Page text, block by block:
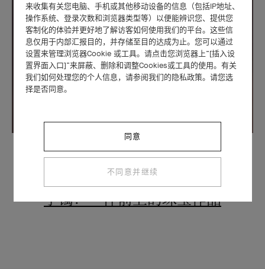
作品
玛琳·黛德丽（Marlene Dietrich）的
手镯：一件前卫的珠宝作品
来收集有关您电脑、手机或其他移动设备的信息（包括IP地址、
操作系统、登录次数和浏览器类型等）以便能辨识您、提供您
客制化的体验并更好地了解访客如何使用我们的平台。这些信
息仅用于内部汇报目的，并存储至目的达成为止。您可以通过
设置来管理浏览器Cookie 或工具。请点击您浏览器上“[插入设
置界面入口]”来屏蔽、删除和调整Cookies或工具的使用。有关
我们如何处理您的个人信息，请参阅我们的隐私政策。请您选
择是否同意。
同意
不同意并继续